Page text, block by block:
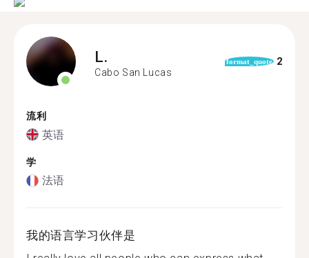
L.
Cabo San Lucas
format_quote 2
流利
英语
学
法语
我的语言学习伙伴是